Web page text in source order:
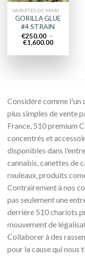
GORILLA GLUE
#4 STRAIN
€250.00 –
€1,600.00Plage
prix :
Considéré comme l'un
plus simples de vente
France, 510 premium
concentrés et
disponibles dans
cannabis, canettes de
rouleaux, produits
Contrairement à nos
pas seulement une
derrière 510 chariots
mouvement de
Collaborer à des
pour la cause qui nous